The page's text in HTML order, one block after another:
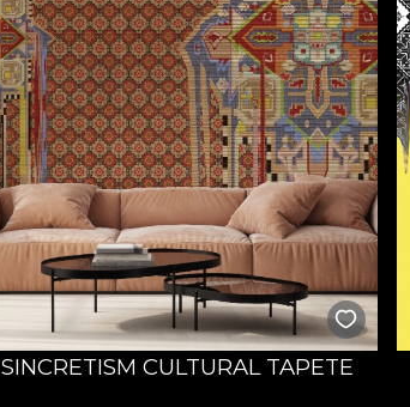
SINCRETISM CULTURAL TAPETE